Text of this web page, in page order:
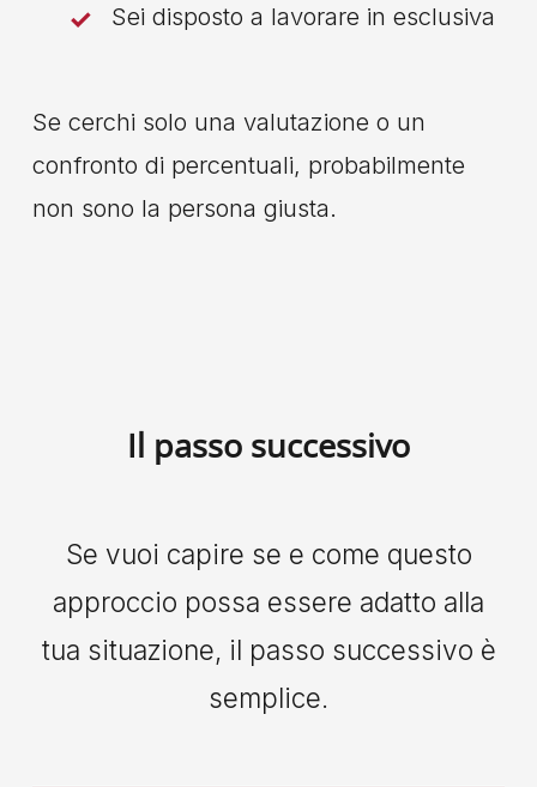
Sei disposto a lavorare in esclusiva
Se cerchi solo una valutazione o un
confronto di percentuali, probabilmente
non sono la persona giusta.
Il passo successivo
Se vuoi capire se e come questo
approccio possa essere adatto alla
tua situazione, il passo successivo è
semplice.